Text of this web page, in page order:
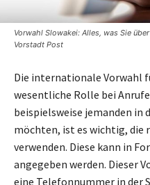
Vorwahl Slowakei: Alles, was Sie
Vorstadt Post
Die internationale Vorwahl
wesentliche Rolle bei
beispielsweise jemanden in
möchten, ist es wichtig, die
verwenden. Diese kann in
angegeben werden. Dieser
eine Telefonnummer in der